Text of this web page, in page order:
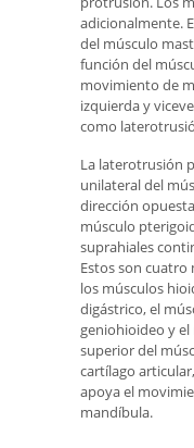
adicionalmente.
del músculo
función del
movimiento de
izquierda y
como
La laterotrusión
unilateral del
dirección
músculo
suprahiales
Estos son
los músculos
digástrico, el
geniohioideo y
superior del
cartílago
apoya el
mandíbula.